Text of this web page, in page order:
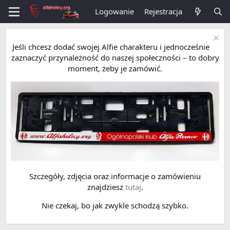
Logowanie Rejestracja
Jeśli chcesz dodać swojej Alfie charakteru i jednocześnie
zaznaczyć przynależność do naszej społeczności – to dobry
moment, żeby je zamówić.
Szczegóły, zdjęcia oraz informacje o zamówieniu
znajdziesz tutaj.
Nie czekaj, bo jak zwykle schodzą szybko.